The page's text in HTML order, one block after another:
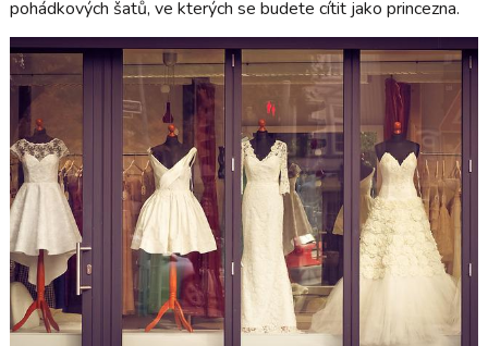
pohádkových šatů, ve kterých se budete cítit jako princezna.